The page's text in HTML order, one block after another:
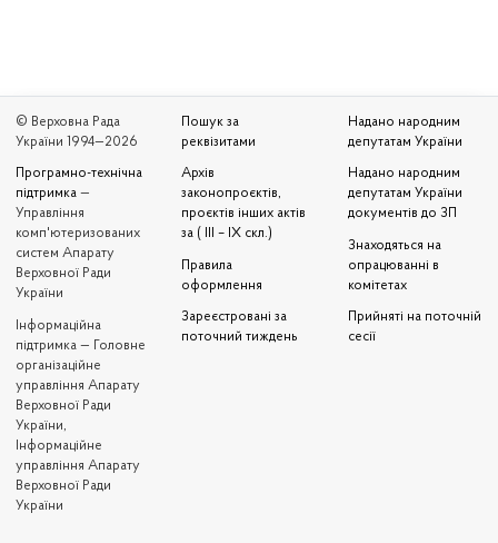
© Верховна Рада
України 1994—2026
Програмно-технічна
підтримка —
Управління
комп'ютеризованих
систем Апарату
Верховної Ради
України
Iнформаційна
підтримка — Головне
організаційне
управління Апарату
Верховної Ради
України,
Інформаційне
управління Апарату
Верховної Ради
України
Пошук за
реквізитами
Архів
законопроєктів,
проєктів інших актів
за ( III – IX скл.)
Правила
оформлення
Зареєстровані за
поточний тиждень
Надано народним
депутатам України
Надано народним
депутатам України
документів до ЗП
Знаходяться на
опрацюванні в
комітетах
Прийняті на поточній
сесії